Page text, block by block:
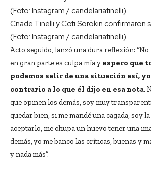
Cnade Tinelli y Coti Sorokin confirmaron
(Foto: Instagram / candelariatinelli)
Acto seguido, lanzó una dura reflexión: “No
en gran parte es culpa mía y espero que
podamos salir de una situación así,
contrario a lo que él dijo en esa nota.
que opinen los demás, soy muy
quedar bien, si me mandé una cagada, soy
aceptarlo, me chupa un huevo tener una
demás, yo me banco las críticas, buenas y
y nada más”.